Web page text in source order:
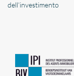
dell’investimento